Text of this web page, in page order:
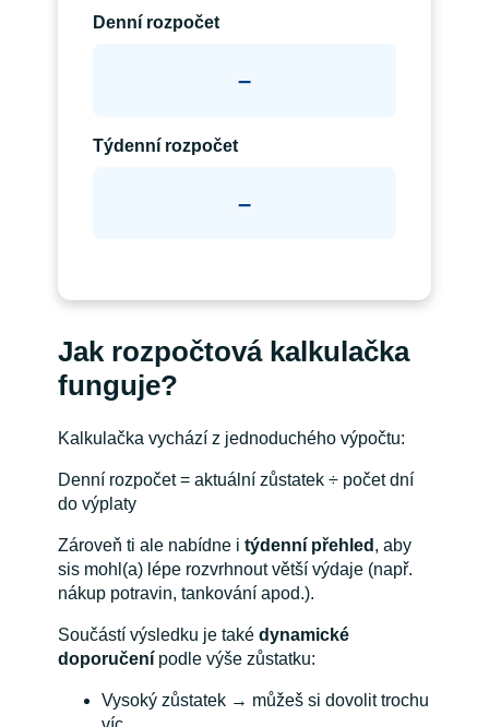
Denní rozpočet
–
Týdenní rozpočet
–
Jak rozpočtová kalkulačka
funguje?
Kalkulačka vychází z jednoduchého výpočtu:
Denní rozpočet = aktuální zůstatek ÷ počet dní
do výplaty
Zároveň ti ale nabídne i týdenní přehled , aby
sis mohl(a) lépe rozvrhnout větší výdaje (např.
nákup potravin, tankování apod.).
Součástí výsledku je také dynamické
doporučenípodle výše zůstatku:
Vysoký zůstatek → můžeš si dovolit trochu